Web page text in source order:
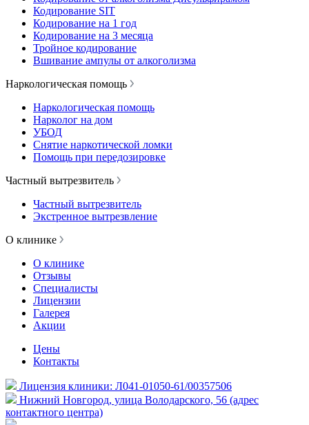
Кодирование SIT
Кодирование на 1 год
Кодирование на 3 месяца
Тройное кодирование
Вшивание ампулы от алкоголизма
Наркологическая помощь
Наркологическая помощь
Нарколог на дом
УБОД
Снятие наркотической ломки
Помощь при передозировке
Частный вытрезвитель
Частный вытрезвитель
Экстренное вытрезвление
О клинике
О клинике
Отзывы
Специалисты
Лицензии
Галерея
Акции
Цены
Контакты
Лицензия клиники: Л041-01050-61/00357506
Нижний Новгород, улица Володарского, 56 (адрес
контактного центра)